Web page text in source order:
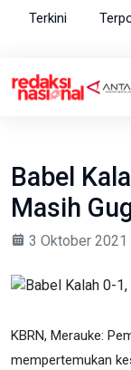
Terkini
Babel
Masih
3 Oktober 2021
KBRN, Merauke:
mempertemukan